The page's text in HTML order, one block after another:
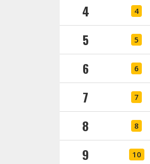
4 4
5 5
6 6
7 7
8 8
9 10